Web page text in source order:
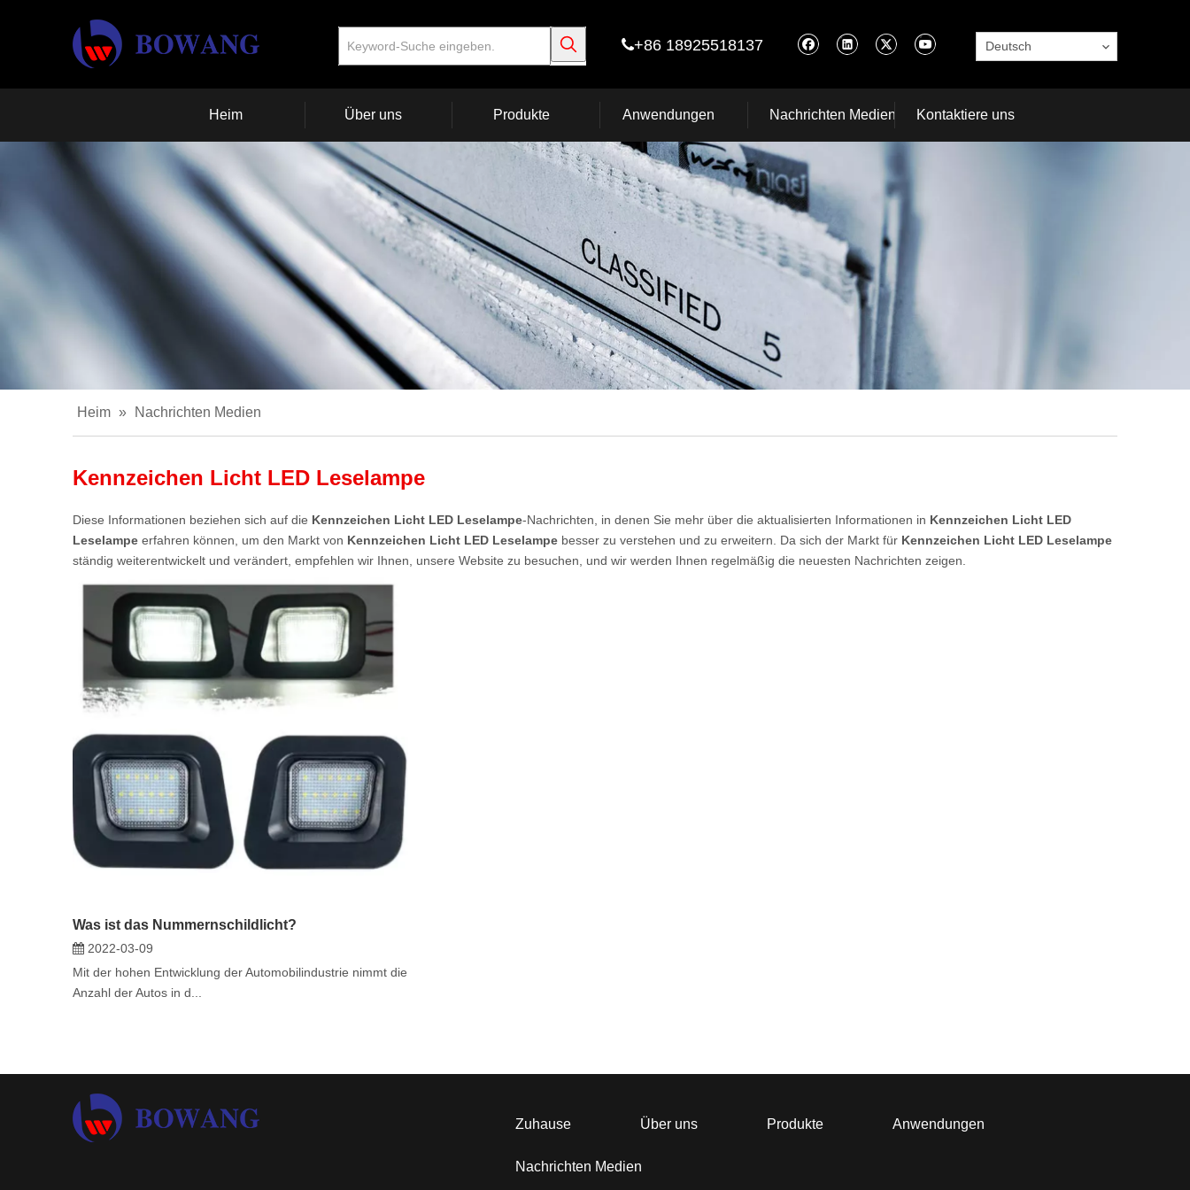
+86 18925518137 Deutsch
Heim Über uns Produkte Anwendungen Nachrichten Medien Kontaktiere uns
Heim » Nachrichten Medien
Kennzeichen Licht LED Leselampe
Diese Informationen beziehen sich auf die Kennzeichen Licht LED Leselampe-Nachrichten, in denen Sie mehr über die aktualisierten Informationen in Kennzeichen Licht LED
Leselampe erfahren können, um den Markt von Kennzeichen Licht LED Leselampe besser zu verstehen und zu erweitern. Da sich der Markt für Kennzeichen Licht LED Leselampe
ständig weiterentwickelt und verändert, empfehlen wir Ihnen, unsere Website zu besuchen, und wir werden Ihnen regelmäßig die neuesten Nachrichten zeigen.
Was ist das Nummernschildlicht?
2022-03-09
Mit der hohen Entwicklung der Automobilindustrie nimmt die
Anzahl der Autos in d...
Zuhause Über uns Produkte Anwendungen
Nachrichten Medien